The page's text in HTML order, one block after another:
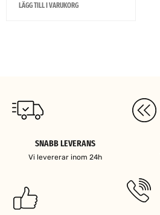
LÄGG TILL I VARUKORG
SNABB LEVERANS
Vi levererar inom 24h